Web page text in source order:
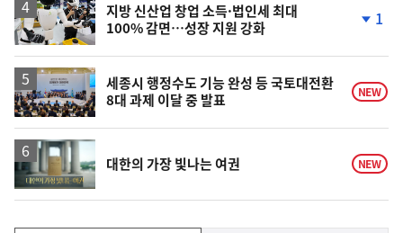
지방 신산업 창업 소득·법인세 최대
100% 감면…성장 지원 강화
락
1
세종시 행정수도 기능 완성 등 국토대전환
8대 과제 이달 중 발표
NEW
영
상
대한의 가장 빛나는 여권 NEW